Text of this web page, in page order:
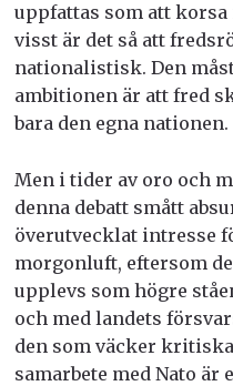
uppfattas som att korsa
visst är det så att
nationalistisk. Den
ambitionen är att fred
bara den egna nationen.
Men i tider av oro och
denna debatt smått
överutvecklat intresse
morgonluft, eftersom
upplevs som högre
och med landets
den som väcker
samarbete med Nato är